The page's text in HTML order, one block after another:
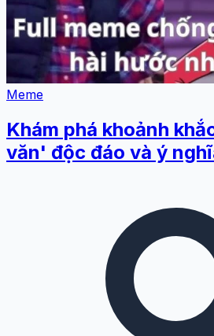
Meme
Khám phá khoảnh
văn' độc đáo và ý